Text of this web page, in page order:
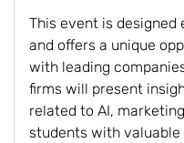
This event is
and offers a unique
with leading
firms will present
related to AI,
students with